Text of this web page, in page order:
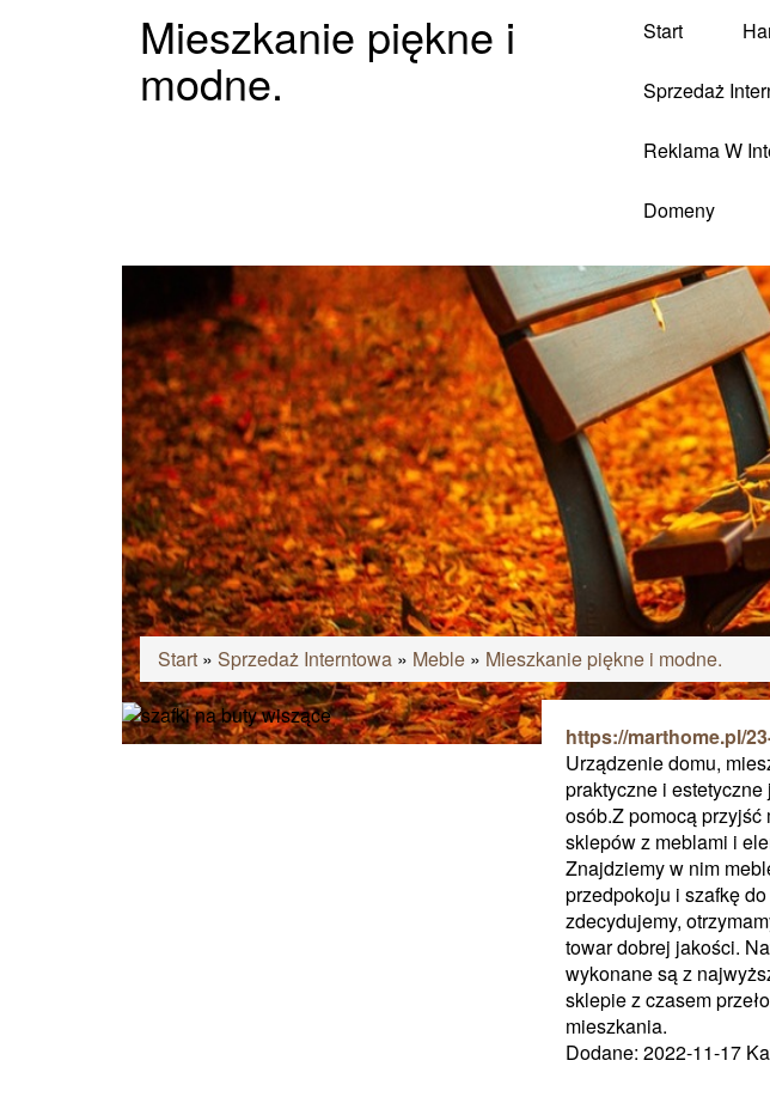
Mieszkanie piękne i
modne.
Start
Sprzedaż
Reklama W
Domeny
Start » Sprzedaż Interntowa » Meble » Mieszkanie piękne i modne.
https://marthome.pl/
Urządzenie domu,
praktyczne i
osób.Z pomocą
sklepów z meblami i
Znajdziemy w nim
przedpokoju i szafkę
zdecydujemy,
towar dobrej jakości.
wykonane są z
sklepie z czasem
mieszkania.
Dodane: 2022-11-17